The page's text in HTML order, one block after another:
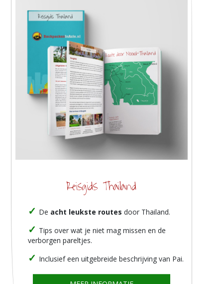
Reisgids Thailand
De acht leukste routes door Thailand.
Tips over wat je niet mag missen en de
verborgen pareltjes.
Inclusief een uitgebreide beschrijving van Pai.